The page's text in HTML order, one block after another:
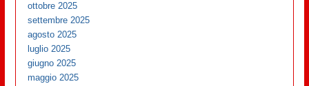
ottobre 2025
settembre 2025
agosto 2025
luglio 2025
giugno 2025
maggio 2025